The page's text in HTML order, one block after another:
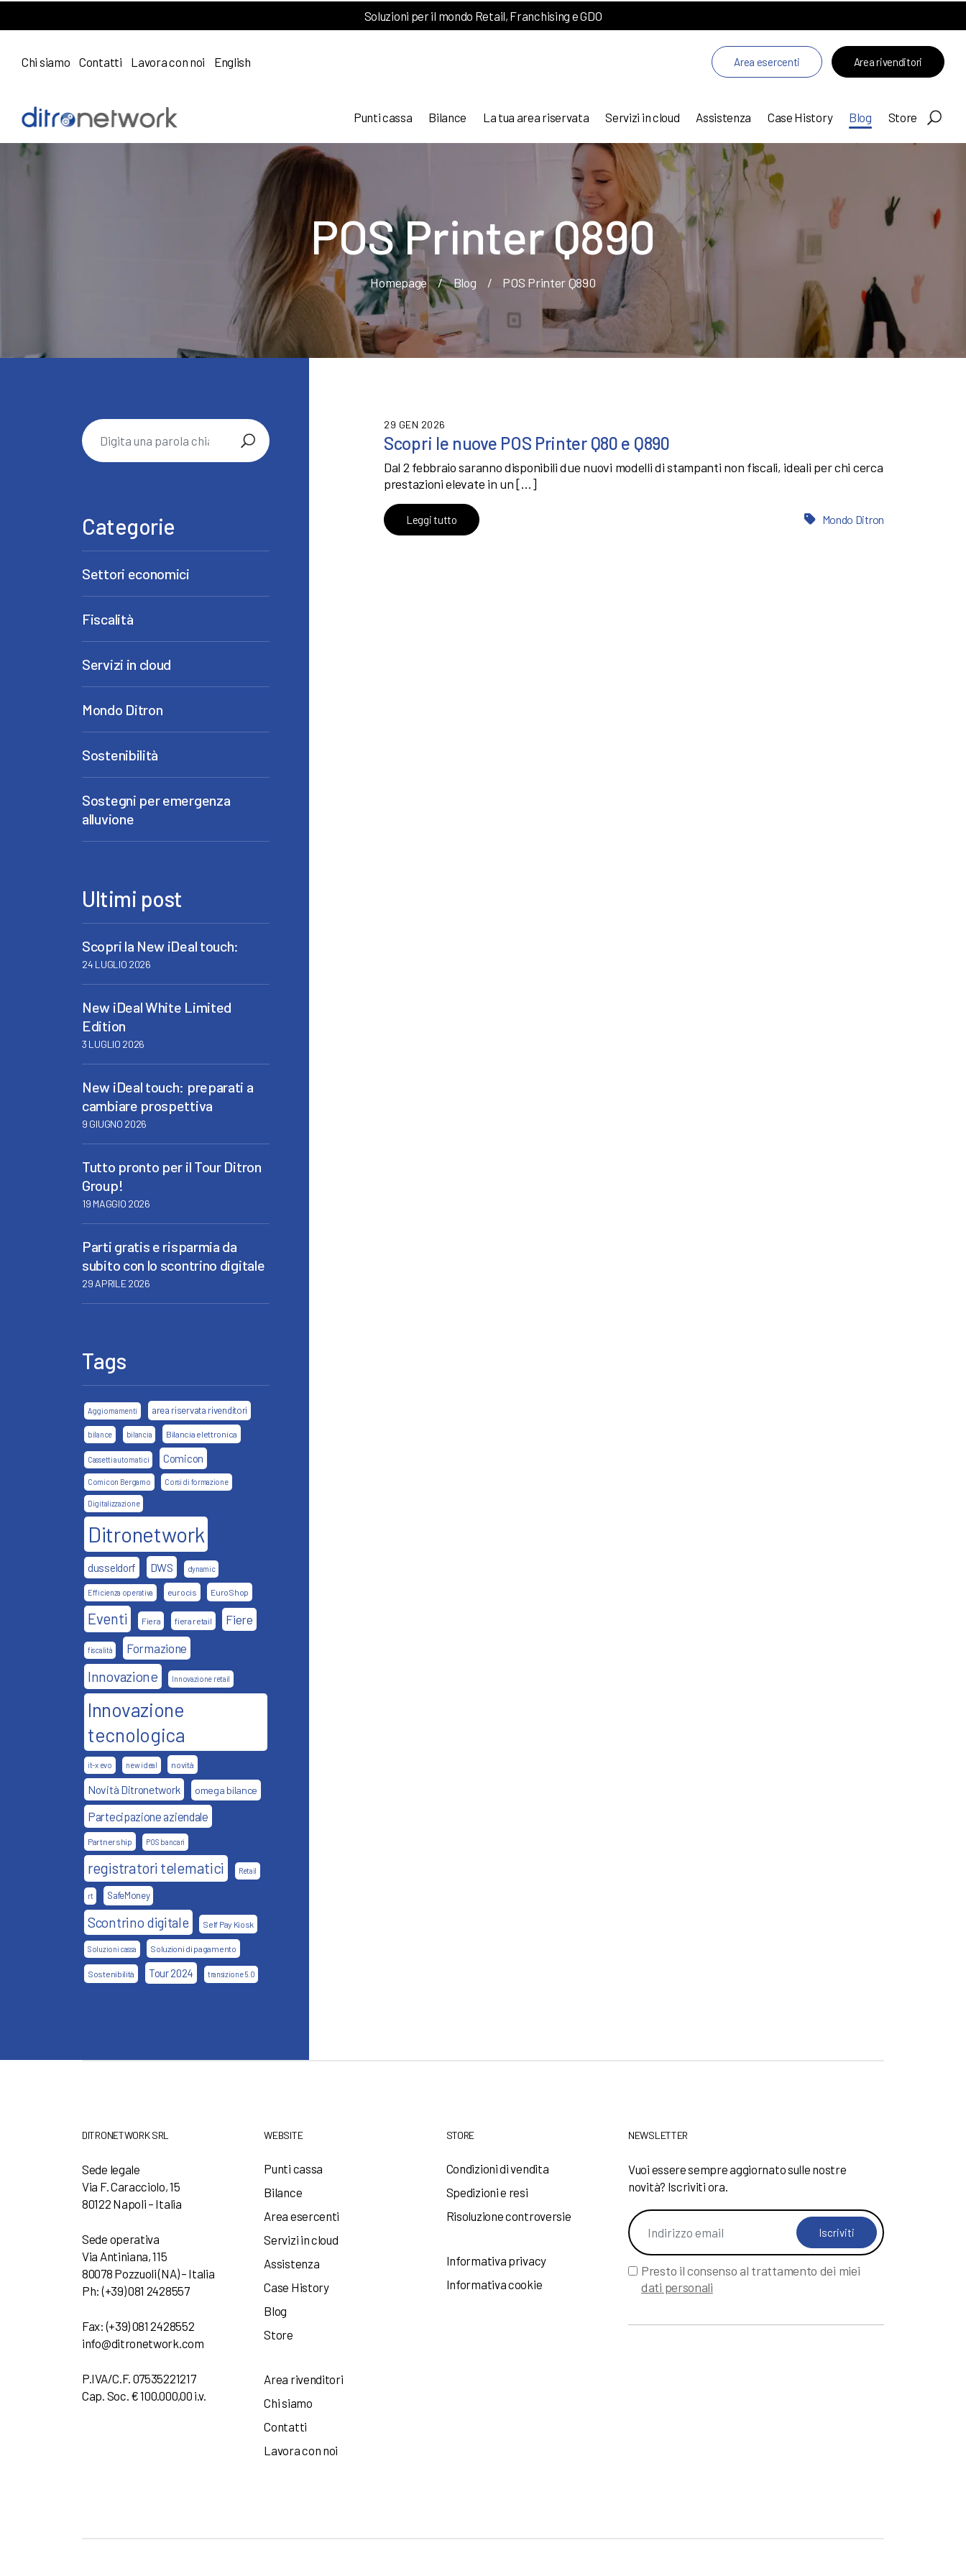
Soluzioni per il mondo Retail, Franchising e GDO
Chi siamo Contatti Lavora con noi English Area esercenti Area rivenditori
Punti cassa Bilance La tua area riservata Servizi in cloud Assistenza Case History Blog Store
POS Printer Q890
Homepage / Blog / POS Printer Q890
29 GEN 2026
Scopri le nuove POS Printer Q80 e Q890
Dal 2 febbraio saranno disponibili due nuovi modelli di stampanti non fiscali, ideali per chi cerca
prestazioni elevate in un […]
Leggi tutto Mondo Ditron
Categorie
Settori economici
Fiscalità
Servizi in cloud
Mondo Ditron
Sostenibilità
Sostegni per emergenza
alluvione
Ultimi post
Scopri la New iDeal touch:
24 LUGLIO 2026
New iDeal White Limited
Edition
3 LUGLIO 2026
New iDeal touch: preparati a
cambiare prospettiva
9 GIUGNO 2026
Tutto pronto per il Tour Ditron
Group!
19 MAGGIO 2026
Parti gratis e risparmia da
subito con lo scontrino digitale
29 APRILE 2026
Tags
Aggiornamenti area riservata rivenditori
bilance bilancia Bilancia elettronica
Cassetti automatici Comicon
Comicon Bergamo Corsi di formazione
Digitalizzazione
Ditronetwork
dusseldorf DWS dynamic
Efficienza operativa eurocis EuroShop
Eventi Fiera fiera retail Fiere
fiscalità Formazione
Innovazione Innovazione retail
Innovazione
tecnologica
it-x evo new ideal novità
Novità Ditronetwork omega bilance
Partecipazione aziendale
Partnership POS bancari
registratori telematici Retail
rt SafeMoney
Scontrino digitale Self Pay Kiosk
Soluzioni cassa Soluzioni di pagamento
Sostenibilità Tour 2024 transizione 5.0
DITRONETWORK SRL
Sede legale
Via F. Caracciolo, 15
80122 Napoli – Italia
Sede operativa
Via Antiniana, 115
80078 Pozzuoli (NA) – Italia
Ph: (+39) 081 2428557
Fax: (+39) 081 2428552
info@ditronetwork.com
P.IVA/C.F. 07535221217
Cap. Soc. € 100.000,00 i.v.
WEBSITE
Punti cassa
Bilance
Area esercenti
Servizi in cloud
Assistenza
Case History
Blog
Store
Area rivenditori
Chi siamo
Contatti
Lavora con noi
STORE
Condizioni di vendita
Spedizioni e resi
Risoluzione controversie
Informativa privacy
Informativa cookie
NEWSLETTER
Vuoi essere sempre aggiornato sulle nostre
novità? Iscriviti ora.
Iscriviti
Presto il consenso al trattamento dei miei
dati personali